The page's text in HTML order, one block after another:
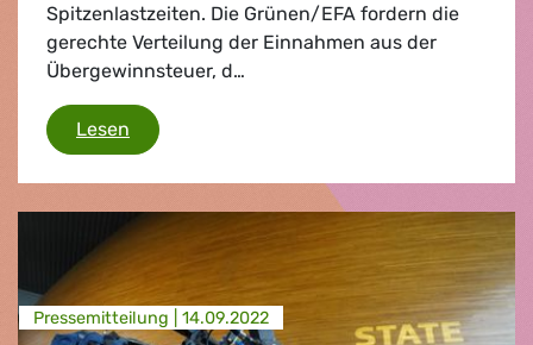
Spitzenlastzeiten. Die Grünen/EFA fordern die
gerechte Verteilung der Einnahmen aus der
Übergewinnsteuer, d…
Lesen Grünen/EFA begrüßen Besteuerung von
Presse­mitteilung | 14.09.2022